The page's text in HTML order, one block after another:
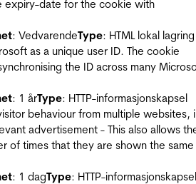
expiry-date for the cookie with
: VedvarendeType: HTML lokal lagring
as a unique user ID. The cookie
the ID across many
: 1 årType: HTTP-informasjonskapsel
behaviour from multiple websites,
advertisement - This also allows
of times that they are shown the same
: 1 dagType: HTTP-informasjonskapsel